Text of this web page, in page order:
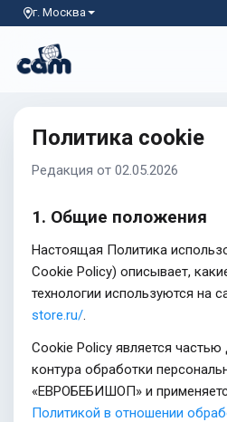
г. Москва
Политика cookie
Редакция от 02.05.2026
1. Общие положения
Настоящая Политика
Cookie Policy) описывает,
технологии используются на
store.ru/
Cookie Policy является
контура обработки
«ЕВРОБЕБИШОП» и
Политикой в отношении